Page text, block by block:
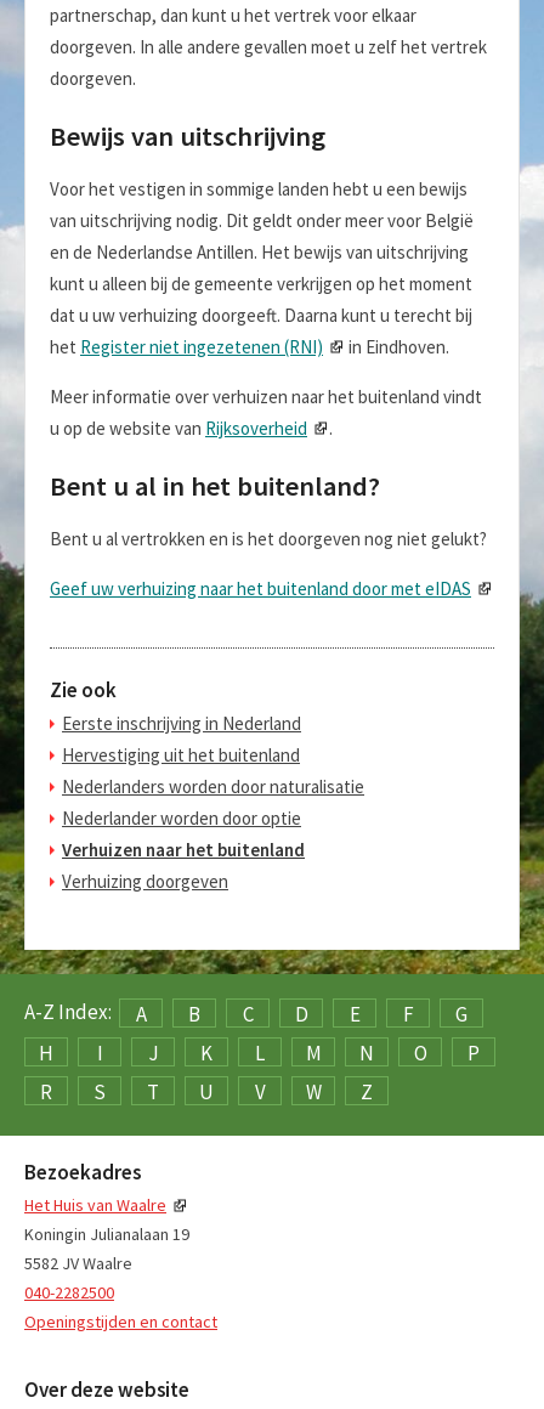
partnerschap, dan kunt u het vertrek voor elkaar
doorgeven. In alle andere gevallen moet u zelf het vertrek
doorgeven.
Bewijs van uitschrijving
Voor het vestigen in sommige landen hebt u een bewijs
van uitschrijving nodig. Dit geldt onder meer voor België
en de Nederlandse Antillen. Het bewijs van uitschrijving
kunt u alleen bij de gemeente verkrijgen op het moment
dat u uw verhuizing doorgeeft. Daarna kunt u terecht bij
het Register niet ingezetenen (RNI) in Eindhoven.
Meer informatie over verhuizen naar het buitenland vindt
u op de website van Rijksoverheid .
Bent u al in het buitenland?
Bent u al vertrokken en is het doorgeven nog niet gelukt?
Geef uw verhuizing naar het buitenland door met eIDAS
Zie ook
Eerste inschrijving in Nederland
Hervestiging uit het buitenland
Nederlanders worden door naturalisatie
Nederlander worden door optie
Verhuizen naar het buitenland
Verhuizing doorgeven
A-Z Index: A B C D E F
G
H
I J K L M N O
P
R
S T U V W Z
Bezoekadres
Het Huis van Waalre
Koningin Julianalaan 19
5582 JV Waalre
040-2282500
Openingstijden en contact
Over deze website